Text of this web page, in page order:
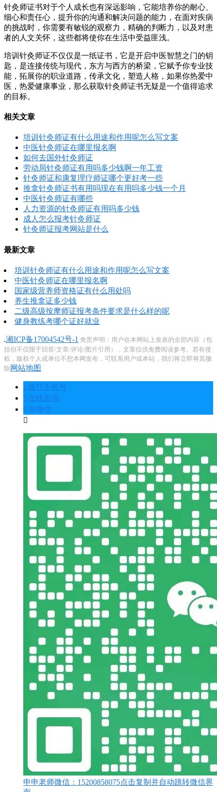
针灸师证书对于个人成长也有深远影响，它能培养你的耐心、
细心和责任心，提升你的沟通和解决问题的能力，在面对疾病
的挑战时，你需要有敏锐的观察力，精确的判断力，以及对患
者的人文关怀，这些都将使你在生活中受益匪浅。
培训针灸师证不仅仅是一纸证书，它是开启中医智慧之门的钥
匙，是连接传统与现代，东方与西方的桥梁，它赋予你专业技
能，拓展你的职业道路，传承文化，塑造人格，如果你热爱中
医，热爱健康事业，那么获取针灸师证书无疑是一个值得追求
的目标。
相关文章
培训针灸师证有什么用途和作用呢怎么写文案
中医针灸师证在哪里报名啊
如何去国外针灸师证
劳动局针灸师证有用吗多少钱啊一年工资
针灸师证和康复理疗师证哪个更好考一些
推拿针灸师证书有用吗现在有用吗多少钱一个月
中医针灸师证有哪些
人力资源的针灸师证有用吗多少钱
成人怎么报考针灸师证
针灸师证报考网站是什么
最新文章
培训针灸师证有什么用途和作用呢怎么写文案
中医针灸师证在哪里报名啊
国家级营养师资格证有什么用处吗
养生推拿证多少钱
二级高级按摩师证报考条件要求是什么样的呢
健身教练考哪个证好就业
.湘ICP备17004542号-1 免责声明：用户在本网站上发表的全部内容（包
括但不仅限于回答/文章/评论/图片引用），文章仅供免费阅读参考。若有侵
权，版权个人或单位不想本网发布，可联系用户或本站，我们将立即将其撤
除 网站地图
󦁁 拨打手机号
󦃡 在线咨询
󦘑 加微信
󧁡
申申老师微信： 15200858075点击复制并自动跳转微信界